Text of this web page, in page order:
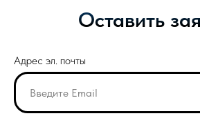
Оставить
Адрес эл. почты